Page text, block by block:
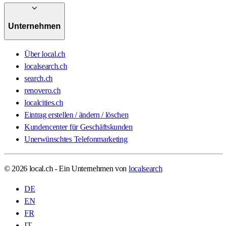
Unternehmen
Über local.ch
localsearch.ch
search.ch
renovero.ch
localcities.ch
Eintrag erstellen / ändern / löschen
Kundencenter für Geschäftskunden
Unerwünschtes Telefonmarketing
© 2026 local.ch - Ein Unternehmen von localsearch
DE
EN
FR